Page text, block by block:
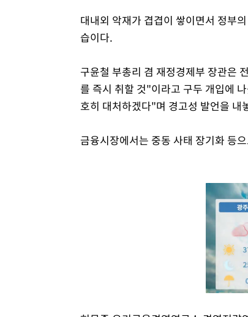
대내외 악재가 겹겹이 쌓이면서 정부
습이다.
구윤철 부총리 겸 재정경제부 장관은
를 즉시 취할 것"이라고 구두 개입에
호히 대처하겠다"며 경고성 발언을 내
금융시장에서는 중동 사태 장기화 등